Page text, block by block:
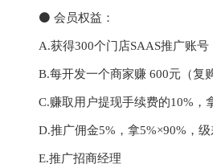
⚫ 会员权益：
A.获得300个门店SAAS推广账号
B.每开发一个商家赚 600元（复
C.赚取用户提现手续费的10%，
D.推广佣金5%，拿5%×90%，级
E.推广招商经理